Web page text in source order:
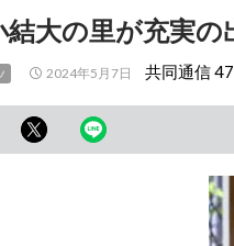
結大の里が充実の
2024年5月7日 共同通信